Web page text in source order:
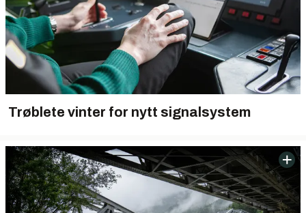
Trøblete vinter for nytt signalsystem